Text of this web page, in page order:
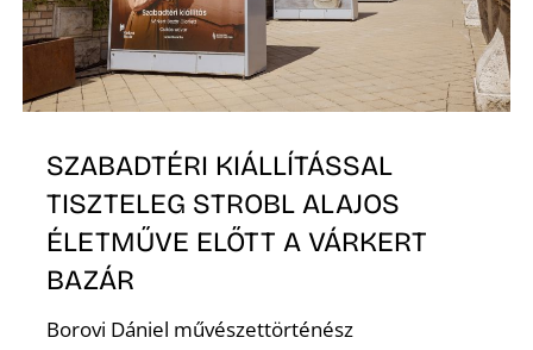
SZABADTÉRI KIÁLLÍTÁSSAL
TISZTELEG STROBL ALAJOS
ÉLETMŰVE ELŐTT A VÁRKERT
BAZÁR
Borovi Dániel művészettörténész